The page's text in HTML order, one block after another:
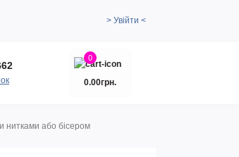
> Увійти <
0
0.00грн.
нитками або бісером